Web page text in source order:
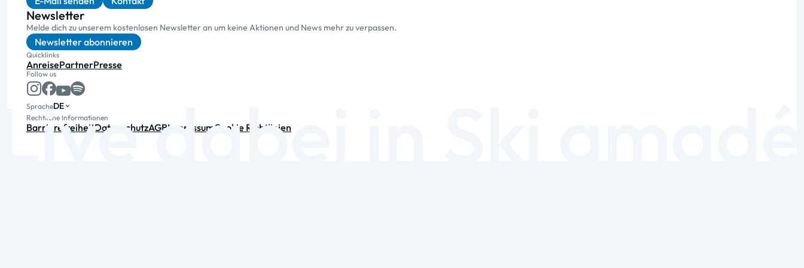
Newsletter
Melde dich zu unserem kostenlosen Newsletter an um keine Aktionen und News mehr zu verpassen.
Newsletter abonnieren
Quicklinks
AnreisePartnerPresse
Follow us
SpracheDE
Rechtliche Informationen
BarrierefreiheitDatenschutzAGBImpressumCookie Richtlinien